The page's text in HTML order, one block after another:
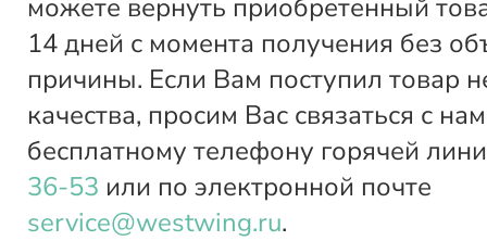
можете вернуть приобретенный
14 дней с момента получения без
причины. Если Вам поступил товар
качества, просим Вас связаться с
бесплатному телефону горячей
36-53 или по электронной почте
service@westwing.ru.